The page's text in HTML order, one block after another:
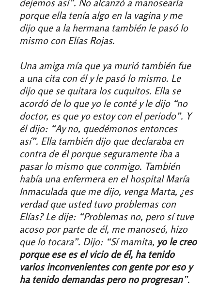
dejemos así”. No alcanzó a manosearla
porque ella tenía algo en la vagina y me
dijo que a la hermana también le pasó lo
mismo con Elías Rojas.
Una amiga mía que ya murió también fue
a una cita con él y le pasó lo mismo. Le
dijo que se quitara los cuquitos. Ella se
acordó de lo que yo le conté y le dijo “no
doctor, es que yo estoy con el periodo”. Y
él dijo: “Ay no, quedémonos entonces
así”. Ella también dijo que declaraba en
contra de él porque seguramente iba a
pasar lo mismo que conmigo. También
había una enfermera en el hospital María
Inmaculada que me dijo, venga Marta, ¿es
verdad que usted tuvo problemas con
Elías? Le dije: “Problemas no, pero sí tuve
acoso por parte de él, me manoseó, hizo
que lo tocara”. Dijo: “Sí mamita, yo le creo
porque ese es el vicio de él, ha tenido
varios inconvenientes con gente por eso y
ha tenido demandas pero no progresan”.